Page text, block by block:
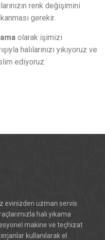
renk değişimini
gerekir.
olarak işimizi
halılarınızı yıkıyoruz ve
ediyoruz.
evinizden uzman servis
halı yıkama
makine ve teçhizat
kullanılarak el